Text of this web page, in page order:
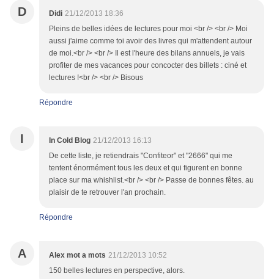
D Didi 21/12/2013 18:36
Pleins de belles idées de lectures pour moi <br /> <br /> Moi
aussi j'aime comme toi avoir des livres qui m'attendent autour
de moi.<br /> <br /> Il est l'heure des bilans annuels, je vais
profiter de mes vacances pour concocter des billets : ciné et
lectures !<br /> <br /> Bisous
Répondre
I In Cold Blog 21/12/2013 16:13
De cette liste, je retiendrais "Confiteor" et "2666" qui me
tentent énormément tous les deux et qui figurent en bonne
place sur ma whishlist.<br /> <br /> Passe de bonnes fêtes. au
plaisir de te retrouver l'an prochain.
Répondre
A Alex mot a mots 21/12/2013 10:52
150 belles lectures en perspective, alors.